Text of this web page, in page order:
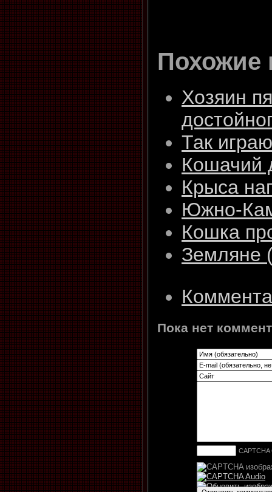
Похожие
Хозяин
Так
Кошачий
Крыса
Южно-
Кошка
Земляне
Пока нет
CAPTCHA